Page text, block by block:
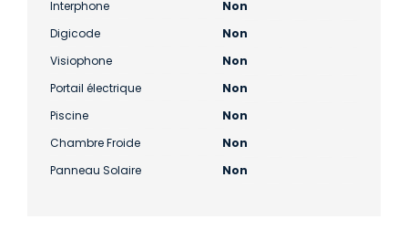
Interphone
Non
Digicode
Non
Visiophone
Non
Portail électrique
Non
Piscine
Non
Chambre Froide
Non
Panneau Solaire
Non